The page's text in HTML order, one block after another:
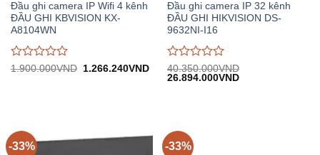
Đầu ghi camera IP Wifi 4 kênh
ĐẦU GHI KBVISION KX-
A8104WN
Được
1.900.000VND
Giá
1.266.240VNDGiá
hiện
Đầu ghi camera IP 32 kênh
ĐẦU GHI HIKVISION DS-
9632NI-I16
Được
đánh
40.350.000VND
Giá
26.894.000VNDGiá
-33% -33%